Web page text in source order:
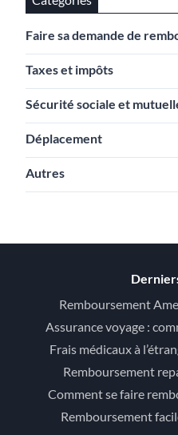
Faire sa demande de
Taxes et impôts
Sécurité sociale et
Déplacement
Autres
Remboursement
Assurance voyage :
Frais médicaux à
Remboursement
Comment se faire
Remboursement